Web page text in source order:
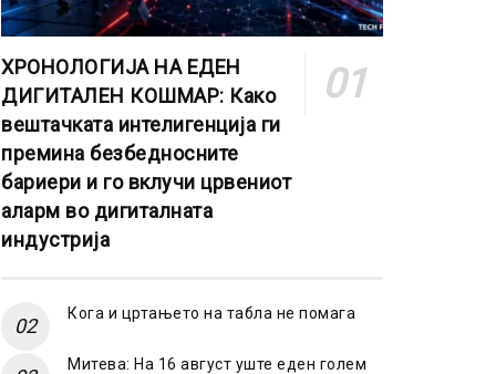
ХРОНОЛОГИЈА НА ЕДЕН
ДИГИТАЛЕН КОШМАР: Како
вештачката интелигенција ги
премина безбедносните
бариери и го вклучи црвениот
аларм во дигиталната
индустрија
Кога и цртањето на табла не помага
Митева: На 16 август уште еден голем